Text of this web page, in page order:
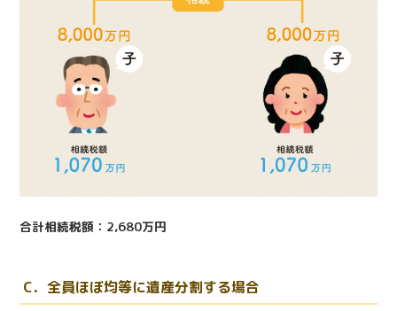
合計相続税額：2,680万円
C．全員ほぼ均等に遺産分割する場合